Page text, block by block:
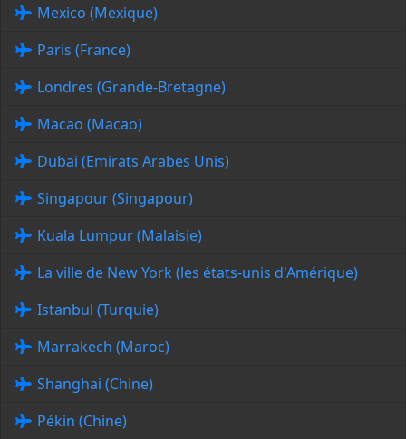
Mexico (Mexique)
Paris (France)
Londres (Grande-Bretagne)
Macao (Macao)
Dubai (Emirats Arabes Unis)
Singapour (Singapour)
Kuala Lumpur (Malaisie)
La ville de New York (les états-unis d'Amérique)
Istanbul (Turquie)
Marrakech (Maroc)
Shanghai (Chine)
Pékin (Chine)